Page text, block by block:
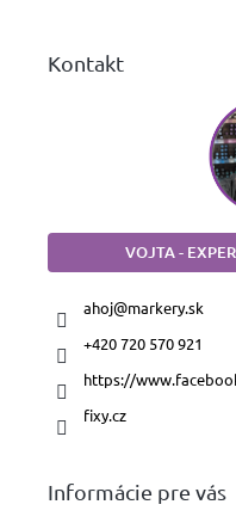
Kontakt
VOJTA -
ahoj@markery.sk
+420 720 570 921
https://
fixy.cz
Informácie pre vás